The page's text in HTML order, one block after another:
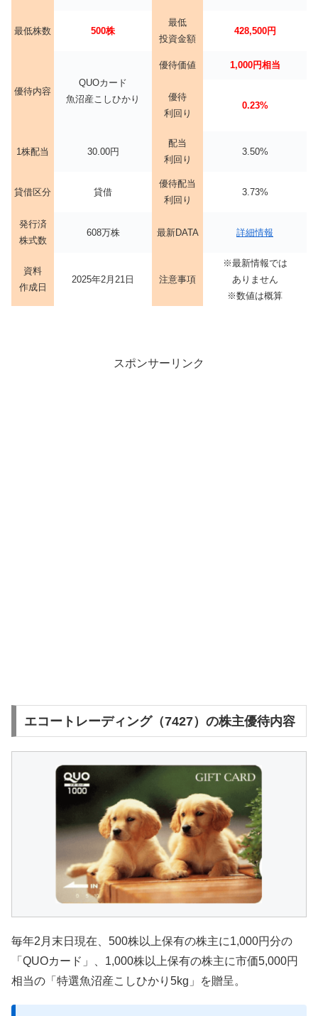
最低株数 500株
最低
投資金額
428,500円
優待内容
QUOカード
魚沼産こしひかり
優待価値 1,000円相当
優待
利回り
0.23%
1株配当 30.00円
配当
利回り
3.50%
貸借区分 貸借
優待配当
利回り
3.73%
発行済
株式数
608万株 最新DATA 詳細情報
資料
作成日
2025年2月21日 注意事項
※最新情報では
ありません
※数値は概算
スポンサーリンク
エコートレーディング（7427）の株主優待内容
毎年2月末日現在、500株以上保有の株主に1,000円分の
「QUOカード」、1,000株以上保有の株主に市価5,000円
相当の「特選魚沼産こしひかり5kg」を贈呈。